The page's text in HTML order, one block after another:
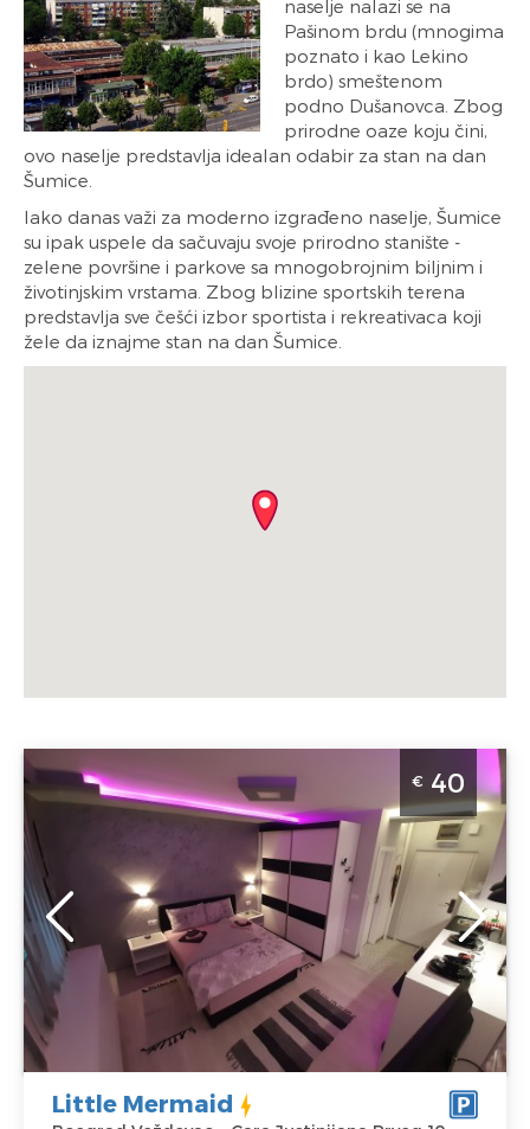
naselje nalazi se na
Pašinom brdu (mnogima
poznato i kao Lekino
brdo) smeštenom
podno Dušanovca. Zbog
prirodne oaze koju čini,
ovo naselje predstavlja idealan odabir za stan na dan
Šumice.
Iako danas važi za moderno izgrađeno naselje, Šumice
su ipak uspele da sačuvaju svoje prirodno stanište -
zelene površine i parkove sa mnogobrojnim biljnim i
životinjskim vrstama. Zbog blizine sportskih terena
predstavlja sve češći izbor sportista i rekreativaca koji
žele da iznajme stan na dan Šumice.
Beograd
Lokacija:
Beograd
Voždovac
Adresa:
Cara
Justinijana
Prvog 10
Cena
Gosti:2
Kvadratura :28
m2
Struktura :
Studio
€ 40
Little Mermaid